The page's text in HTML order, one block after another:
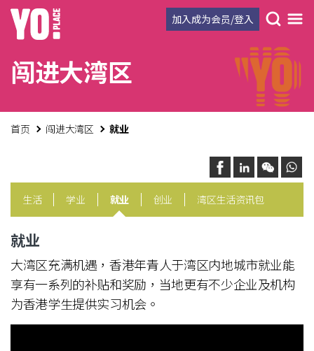
加入成为会员/登入
闯进大湾区
首页 闯进大湾区 就业
生活 学业 就业 创业 湾区生活资讯包
就业
大湾区充满机遇，香港年青人于湾区内地城市就业能
享有一系列的补贴和奖励，当地更有不少企业及机构
为香港学生提供实习机会。